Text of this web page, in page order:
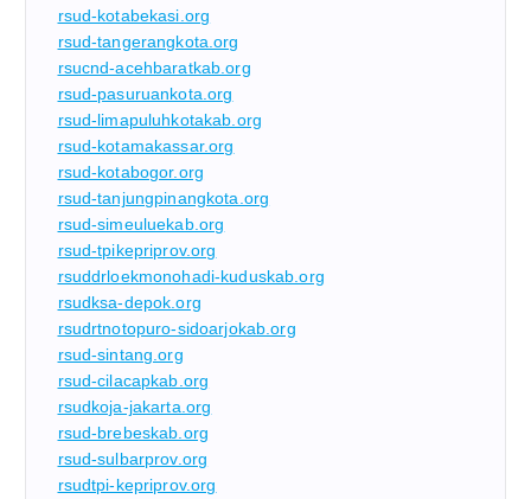
rsud-kotabekasi.org
rsud-tangerangkota.org
rsucnd-acehbaratkab.org
rsud-pasuruankota.org
rsud-limapuluhkotakab.org
rsud-kotamakassar.org
rsud-kotabogor.org
rsud-tanjungpinangkota.org
rsud-simeuluekab.org
rsud-tpikepriprov.org
rsuddrloekmonohadi-kuduskab.org
rsudksa-depok.org
rsudrtnotopuro-sidoarjokab.org
rsud-sintang.org
rsud-cilacapkab.org
rsudkoja-jakarta.org
rsud-brebeskab.org
rsud-sulbarprov.org
rsudtpi-kepriprov.org